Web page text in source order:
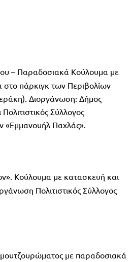
– Παραδοσιακά Κούλουμα με
στο πάρκιγκ των Περιβολίων
Διοργάνωση: Δήμος
Σύλλογος
«Εμμανουήλ Παχλάς».
Κούλουμα με κατασκευή και
Πολιτιστικός Σύλλογος
με παραδοσιακά